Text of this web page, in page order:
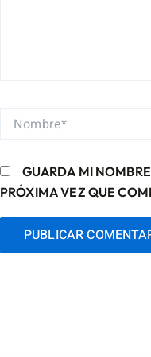
NOMBRE*
GUARDA MI
PRÓXIMA VEZ QUE